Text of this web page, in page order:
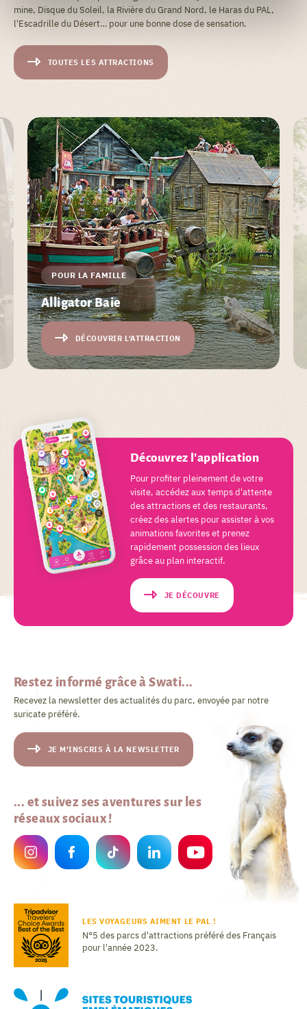
mine, Disque du Soleil, la Rivière du Grand Nord, le Haras du PAL,
l'Escadrille du Désert… pour une bonne dose de sensation.
TOUTES LES ATTRACTIONS
POUR LA FAMILLE
Alligator Baie
DÉCOUVRIR L'ATTRACTION
Découvrez l'application
Pour profiter pleinement de votre
visite, accédez aux temps d'attente
des attractions et des restaurants,
créez des alertes pour assister à vos
animations favorites et prenez
rapidement possession des lieux
grâce au plan interactif.
JE DÉCOUVRE
Restez informé grâce à Swati...
Recevez la newsletter des actualités du parc, envoyée par notre
suricate préféré.
JE M'INSCRIS À LA NEWSLETTER
... et suivez ses aventures sur les
réseaux sociaux !
LES VOYAGEURS AIMENT LE PAL !
N°5 des parcs d'attractions préféré des Français
pour l'année 2023.